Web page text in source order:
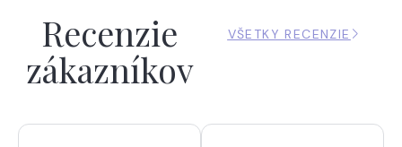
Recenzie
zákazníkov
VŠETKY RECENZIE